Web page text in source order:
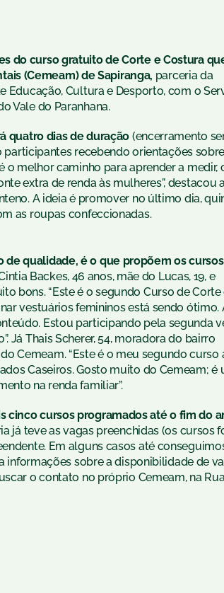
do curso gratuito de Corte e Costura
(Cemeam) de Sapiranga, parceria da
Educação, Cultura e Desporto, com o
Vale do Paranhana.
quatro dias de duração (encerramento
recebendo orientações
o melhor caminho para aprender a medir,
extra de renda às mulheres”, destacou
A ideia é promover no último dia,
as roupas confeccionadas.
qualidade, é o que propõem os cursos
Backes, 46 anos, mãe do Lucas, 19, e
bons. “Este é o segundo Curso de Corte
vestuários femininos está sendo ótimo.
Estou participando pela segunda
Já Thais Scherer, 54, moradora do bairro
Cemeam. “Este é o meu segundo curso
Caseiros. Gosto muito do Cemeam; é
na renda familiar”.
cinco cursos programados até o fim do
já teve as vagas preenchidas (os cursos
Em alguns casos até
informações sobre a disponibilidade de
o contato no próprio Cemeam, na